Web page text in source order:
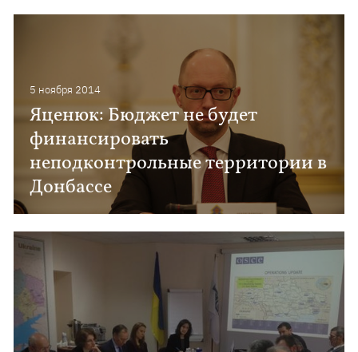
5 ноября 2014
Яценюк: Бюджет не будет
финансировать
неподконтрольные территории в
Донбассе